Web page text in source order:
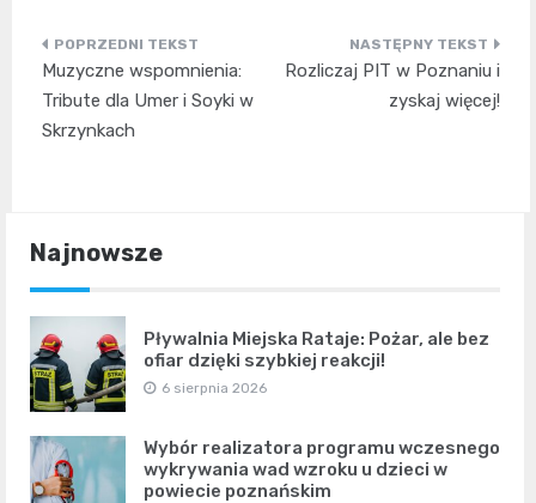
Nawigacja
wpisu
Muzyczne wspomnienia:
Tribute dla Umer i Soyki w
Skrzynkach
Rozliczaj PIT w Poznaniu i
zyskaj więcej!
Najnowsze
Pływalnia Miejska Rataje: Pożar, ale bez
ofiar dzięki szybkiej reakcji!
6 sierpnia 2026
Wybór realizatora programu wczesnego
wykrywania wad wzroku u dzieci w
powiecie poznańskim